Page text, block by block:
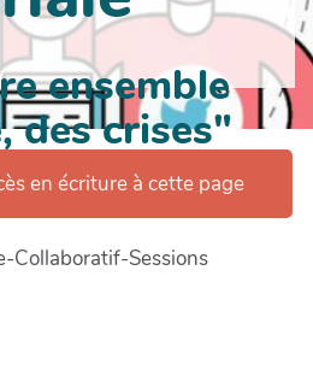
ensemble
des crises"
en écriture à cette page
Collaboratif-Sessions